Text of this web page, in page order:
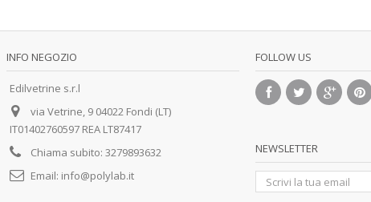
INFO NEGOZIO
Edilvetrine s.r.l
via Vetrine, 9 04022 Fondi (LT)
IT01402760597 REA LT87417
Chiama subito: 3279893632
Email: info@polylab.it
FOLLOW US
NEWSLETTER